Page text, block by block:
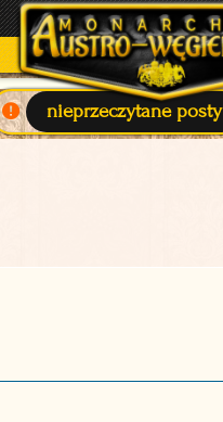
nieprzeczytane posty